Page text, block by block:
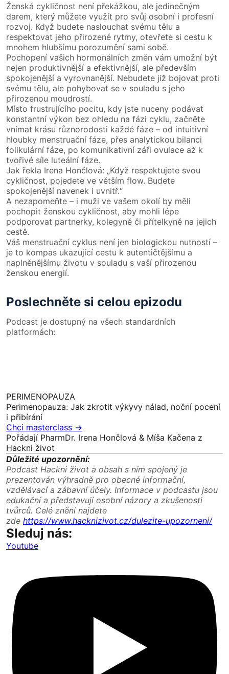
Ženská cykličnost není překážkou, ale jedinečným
darem, který můžete využít pro svůj osobní i profesní
rozvoj. Když budete naslouchat svému tělu a
respektovat jeho přirozené rytmy, otevřete si cestu k
mnohem hlubšímu porozumění sami sobě.
Pochopení vašich hormonálních změn vám umožní být
nejen produktivnější a efektivnější, ale především
spokojenější a vyrovnanější. Nebudete již bojovat proti
svému tělu, ale pohybovat se v souladu s jeho
přirozenou moudrostí.
Místo frustrujícího pocitu, kdy jste nuceny podávat
konstantní výkon bez ohledu na fázi cyklu, začněte
vnímat krásu různorodosti každé fáze – od intuitivní
hloubky menstruační fáze, přes analytickou bilanci
folikulární fáze, po komunikativní záři ovulace až k
tvořivé síle luteální fáze.
Jak řekla Irena Hončlová: „Když respektujete svou
cykličnost, pojedete ve větším flow. Budete
spokojenější navenek i uvnitř.“
A nezapomeňte – i muži ve vašem okolí by měli
pochopit ženskou cykličnost, aby mohli lépe
podporovat partnerky, kolegyně či přítelkyně na jejich
cestě.
Váš menstruační cyklus není jen biologickou nutností –
je to kompas ukazující cestu k autentičtějšímu a
naplněnějšímu životu v souladu s vaší přirozenou
ženskou energií.
Poslechněte si celou epizodu
Podcast je dostupný na všech standardních
platformách:
PERIMENOPAUZA
Perimenopauza: Jak zkrotit výkyvy nálad, noční pocení
i přibírání
Chci masterclass →
Pořádají PharmDr. Irena Hončlová & Míša Kačena z
Hackni život
Důležité upozornění:
Podcast Hackni život a obsah s ním spojený je
prezentován výhradně pro obecné informační,
vzdělávací a zábavní účely. Informace v podcastu jsou
edukační a představují osobní názory a zkušenosti
tvůrců. Celé znění najdete
zde https://www.hacknizivot.cz/dulezite-upozorneni/
Sleduj nás:
Youtube